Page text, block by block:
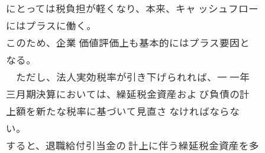
にとっては税負担が軽くなり、本来、キャ ッシュフロー
にはプラスに働く。
このため、企業 価値評価上も基本的にはプラス要因と
なる。
ただし、法人実効税率が引き下げられれば、一 一年
三月期決算においては、繰延税金資産およ び負債の計
上額を新たな税率に基づいて見直さ なければならな
い。
すると、退職給付引当金の 計上に伴う繰延税金資産を多